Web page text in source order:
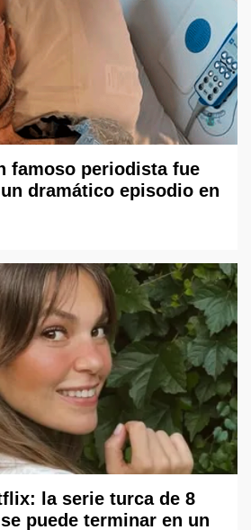
famoso periodista fue
dramático episodio en
la serie turca de 8
puede terminar en un